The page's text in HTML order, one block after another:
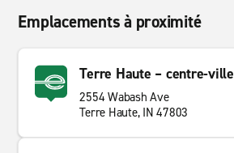
Emplacements à proximité
Terre Haute – centre-ville
2554 Wabash Ave
Terre Haute, IN 47803